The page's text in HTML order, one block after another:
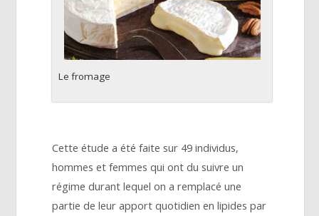
Le fromage
Cette étude a été faite sur 49 individus,
hommes et femmes qui ont du suivre un
régime durant lequel on a remplacé une
partie de leur apport quotidien en lipides par